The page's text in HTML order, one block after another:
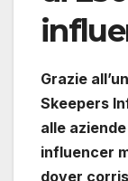
Grazie
Skeepers
alle
influencer
dover